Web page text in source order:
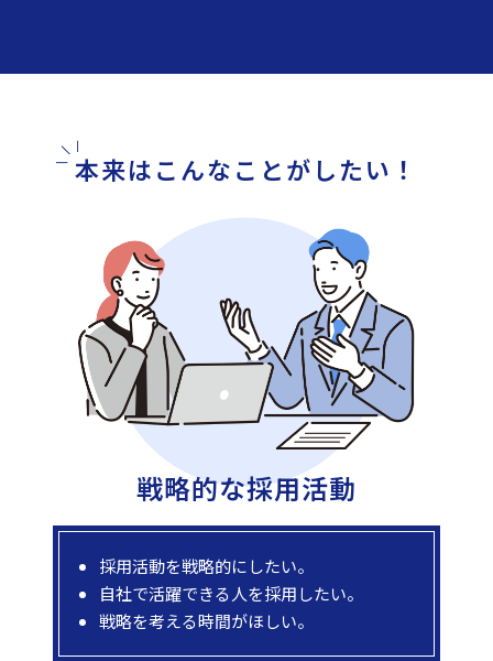
本来はこんなことがしたい！
戦略的な採用活動
採用活動を戦略的にしたい。
自社で活躍できる人を採用したい。
戦略を考える時間がほしい。